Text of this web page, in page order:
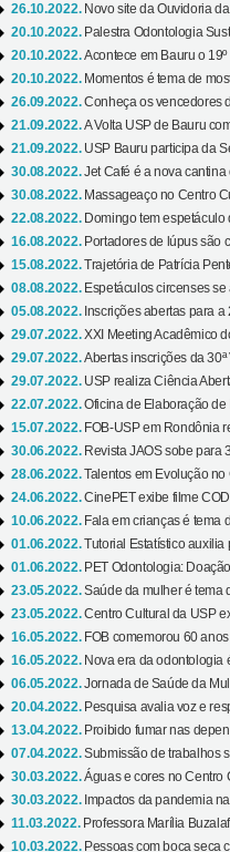
26.10.2022. Novo site da Ouvidoria
20.10.2022. Palestra Odontologia
20.10.2022.Acontece em Bauru o 19º
20.10.2022. Momentos é tema de
26.09.2022.Conheça os vencedores
21.09.2022.A Volta USP de Bauru
21.09.2022. USP Bauru participa da
30.08.2022.Jet Café é a nova
30.08.2022. Massageaço no Centro
22.08.2022. Domingo tem espetáculo
16.08.2022. Portadores de lúpus são
15.08.2022.Trajetória de Patrícia
08.08.2022. Espetáculos circenses
05.08.2022. Inscrições abertas para a
29.07.2022.XXI Meeting Acadêmico
29.07.2022.Abertas inscrições da 30ª
29.07.2022. USP realiza Ciência
22.07.2022.Oficina de Elaboração de
15.07.2022. FOB-USP em Rondônia
30.06.2022. Revista JAOS sobe para
28.06.2022.Talentos em Evolução no
24.06.2022.CinePET exibe filme
10.06.2022. Fala em crianças é tema
01.06.2022.Tutorial Estatístico auxilia
01.06.2022. PET Odontologia:
23.05.2022.Saúde da mulher é tema
23.05.2022.Centro Cultural da USP
16.05.2022. FOB comemorou 60
16.05.2022. Nova era da odontologia
06.05.2022.Jornada de Saúde da
20.04.2022. Pesquisa avalia voz e
13.04.2022. Proibido fumar nas
07.04.2022.Submissão de trabalhos
30.03.2022.Águas e cores no Centro
30.03.2022. Impactos da pandemia
11.03.2022. Professora Marília
10.03.2022. Pessoas com boca seca